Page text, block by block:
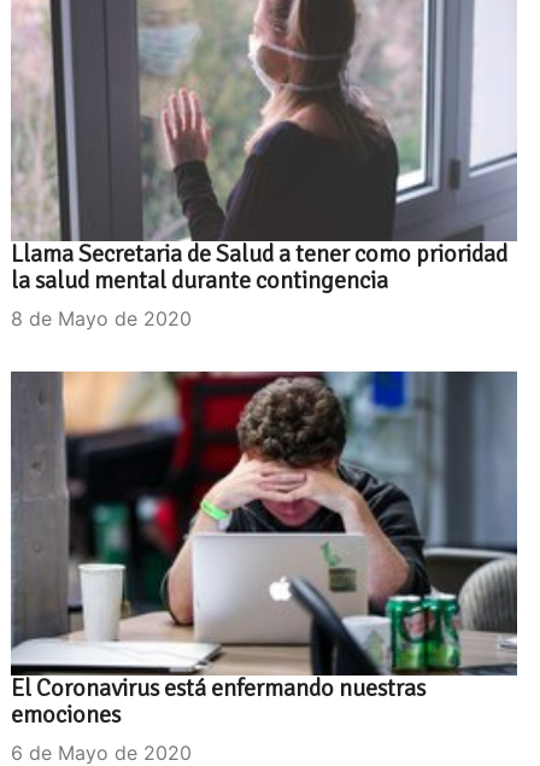
Llama Secretaria de Salud a tener como prioridad
la salud mental durante contingencia
8 de Mayo de 2020
El Coronavirus está enfermando nuestras
emociones
6 de Mayo de 2020